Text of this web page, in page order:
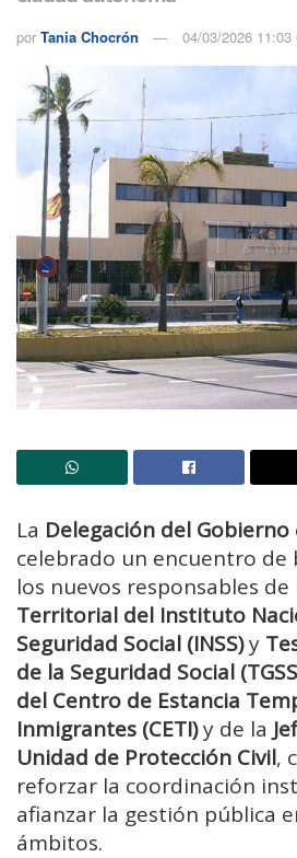
por Tania Chocrón 04/03/2026 11:03
La Delegación del Gobierno
celebrado un encuentro de
los nuevos responsables de
Territorial del Instituto
Seguridad Social (INSS)y
de la Seguridad Social
del Centro de Estancia
Inmigrantes (CETI)y de la
Unidad de Protección Civil,
reforzar la coordinación
afianzar la gestión pública
ámbitos.